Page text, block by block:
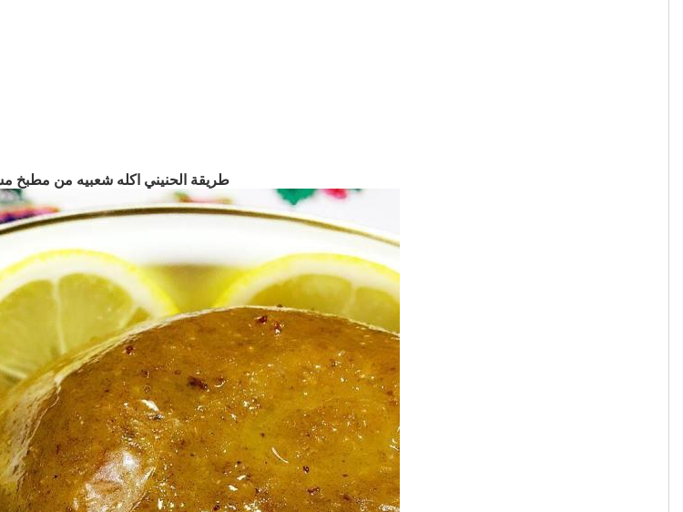
طريقة الحنيني اكله شعبيه من مطبخ